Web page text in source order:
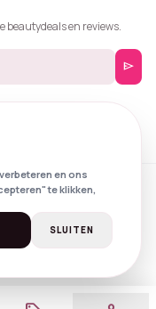
beautydeals en reviews.
send
en ons
te klikken,
SLUITEN